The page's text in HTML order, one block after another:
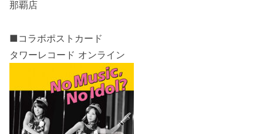
那覇店
■コラボポストカード
タワーレコード オンライン